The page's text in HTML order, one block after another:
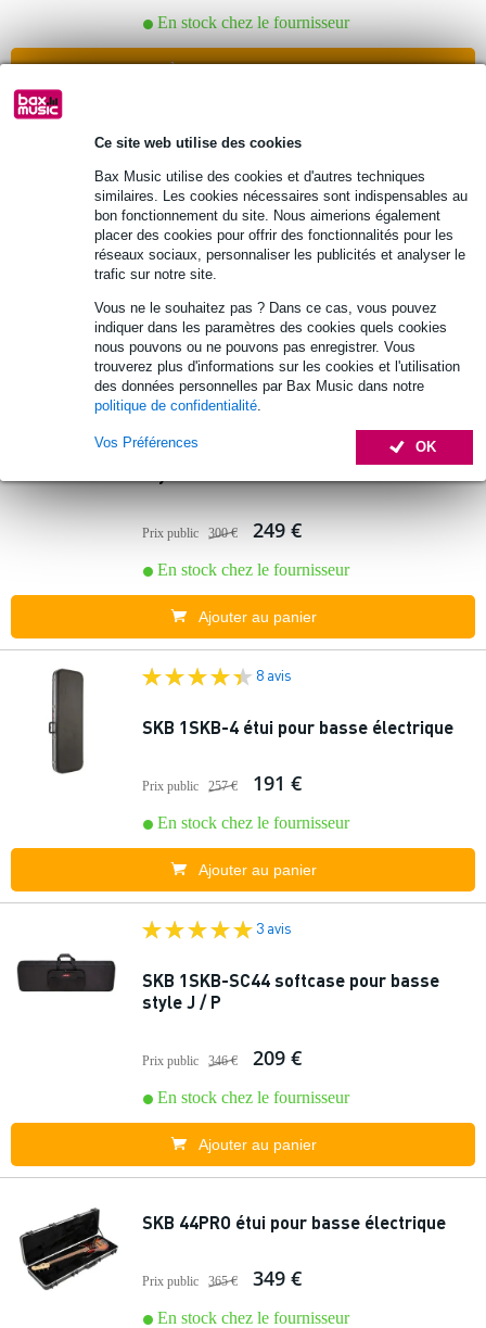
Ce site web utilise des cookies
Bax Music utilise des cookies et d'autres techniques
similaires. Les cookies nécessaires sont indispensables au
bon fonctionnement du site. Nous aimerions également
placer des cookies pour offrir des fonctionnalités pour les
réseaux sociaux, personnaliser les publicités et analyser le
trafic sur notre site.
Vous ne le souhaitez pas ? Dans ce cas, vous pouvez
indiquer dans les paramètres des cookies quels cookies
nous pouvons ou ne pouvons pas enregistrer. Vous
trouverez plus d'informations sur les cookies et l'utilisation
des données personnelles par Bax Music dans notre
politique de confidentialité.
OK
Vos Préférences
En stock chez le fournisseur
Ajouter au panier
SKB iSeries 5014-OP étui étanche pour
basse
549 €
Ajouter au panier
1 avis
SKB 1SKB-44 étui pour basses style P et
Prix public 300 € 249 €
En stock chez le fournisseur
Ajouter au panier
8 avis
SKB 1SKB-4 étui pour basse électrique
Prix public 257 € 191 €
En stock chez le fournisseur
Ajouter au panier
3 avis
SKB 1SKB-SC44 softcase pour basse
style J / P
Prix public 346 € 209 €
En stock chez le fournisseur
Ajouter au panier
SKB 44PRO étui pour basse électrique
Prix public 365 € 349 €
En stock chez le fournisseur